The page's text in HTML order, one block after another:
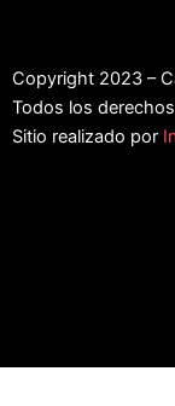
Copyright 2023 –
Todos los
Sitio realizado por